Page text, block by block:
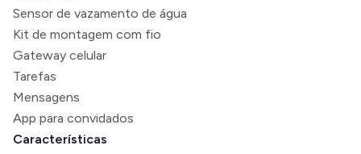
Sensor de vazamento de água
Kit de montagem com fio
Gateway celular
Tarefas
Mensagens
App para convidados
Características